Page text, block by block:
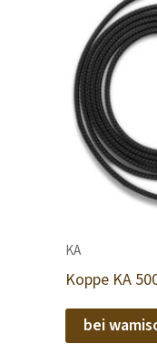
KA
Koppe KA
bei